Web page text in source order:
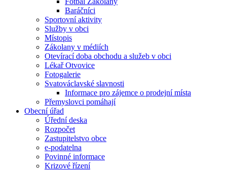
Baráčníci
Sportovní aktivity
Služby v obci
Místopis
Zákolany v médiích
Otevírací doba obchodu a služeb v obci
Lékař Otvovice
Fotogalerie
Svatováclavské slavnosti
Informace pro zájemce o prodejní místa
Přemyslovci pomáhají
Obecní úřad
Úřední deska
Rozpočet
Zastupitelstvo obce
e-podatelna
Povinné informace
Krizové řízení